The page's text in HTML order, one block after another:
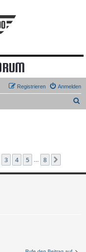
Anmelden
Registrieren
3 4 5 8